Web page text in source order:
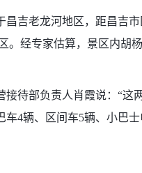
老龙河地区，距昌吉市
。经专家估算，景区内胡
部负责人肖霞说：“这
车4辆、区间车5辆、小巴